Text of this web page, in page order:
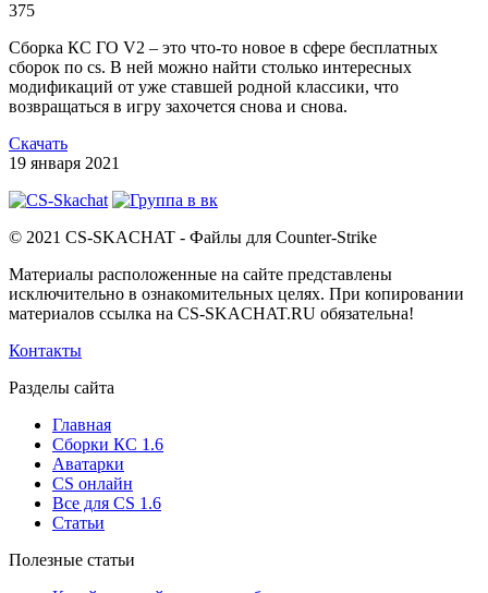
375
Сборка КС ГО V2 – это что-то новое в сфере бесплатных
сборок по cs. В ней можно найти столько интересных
модификаций от уже ставшей родной классики, что
возвращаться в игру захочется снова и снова.
Скачать
19 января 2021
© 2021 CS-SKACHAT - Файлы для Counter-Strike
Материалы расположенные на сайте представлены
исключительно в ознакомительных целях. При копировании
материалов ссылка на CS-SKACHAT.RU обязательна!
Контакты
Разделы сайта
Главная
Сборки КС 1.6
Аватарки
CS онлайн
Все для CS 1.6
Статьи
Полезные статьи